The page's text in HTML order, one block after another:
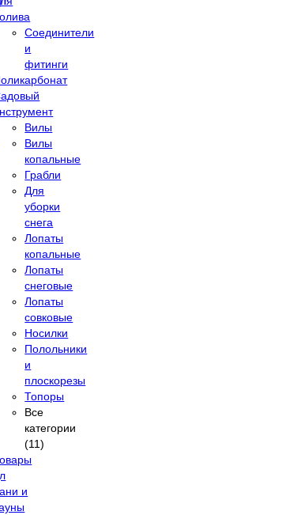
Соединители
и
фитинги
Вилы
Вилы
копальные
Грабли
Для
уборки
снега
Лопаты
копальные
Лопаты
снеговые
Лопаты
совковые
Носилки
Полольники
и
плоскорезы
Топоры
Все
категории
(11)
и